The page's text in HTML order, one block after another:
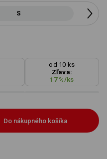
S
od 10 ks
Zľava:
17%/ks
Do nákupného košíka